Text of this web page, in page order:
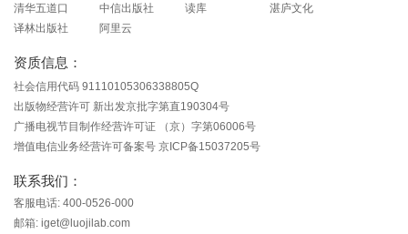
清华五道口 中信出版社 读库
湛庐文化
译林出版社
阿里云
资质信息：
社会信用代码 91110105306338805Q
出版物经营许可 新出发京批字第直190304号
广播电视节目制作经营许可证 （京）字第06006号
增值电信业务经营许可备案号 京ICP备15037205号
联系我们：
客服电话: 400-0526-000
邮箱: iget@luojilab.com